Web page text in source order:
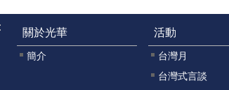
關於光華
簡介
活動
台灣月
台灣式言談